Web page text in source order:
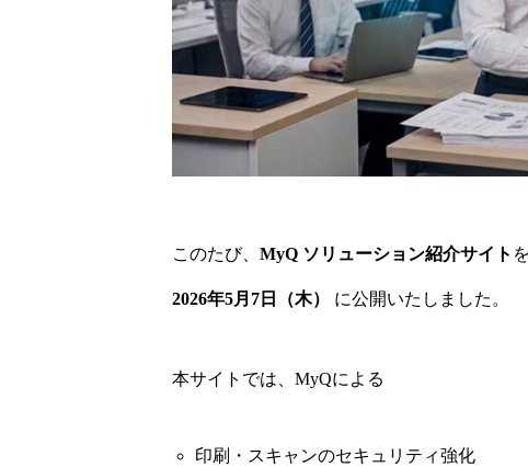
このたび、 MyQ ソリューション紹介サイト を
2026年5月7日（木） に公開いたしました。
本サイトでは、MyQによる
印刷・スキャンのセキュリティ強化